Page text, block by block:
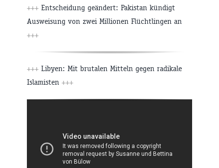
+++ Entscheidung geändert: Pakistan kündigt
Ausweisung von zwei Millionen Flüchtlingen an
+++
+++ Libyen: Mit brutalen Mitteln gegen radikale
Islamisten +++